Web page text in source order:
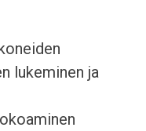
lukeminen ja